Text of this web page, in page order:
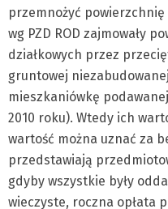
przemnożyć
wg PZD ROD zajmowały
działkowych przez
gruntowej
mieszkaniówkę
2010 roku). Wtedy ich
wartość można uznać za
przedstawiają
gdyby wszystkie były
wieczyste, roczna opłata